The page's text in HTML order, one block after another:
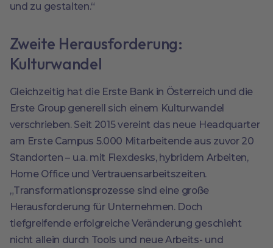
und zu gestalten.“
Zweite Herausforderung:
Kulturwandel
Gleichzeitig hat die Erste Bank in Österreich und die
Erste Group generell sich einem Kulturwandel
verschrieben. Seit 2015 vereint das neue Headquarter
am Erste Campus 5.000 Mitarbeitende aus zuvor 20
Standorten – u.a. mit Flexdesks, hybridem Arbeiten,
Home Office und Vertrauensarbeitszeiten.
„Transformationsprozesse sind eine große
Herausforderung für Unternehmen. Doch
tiefgreifende erfolgreiche Veränderung geschieht
nicht allein durch Tools und neue Arbeits- und